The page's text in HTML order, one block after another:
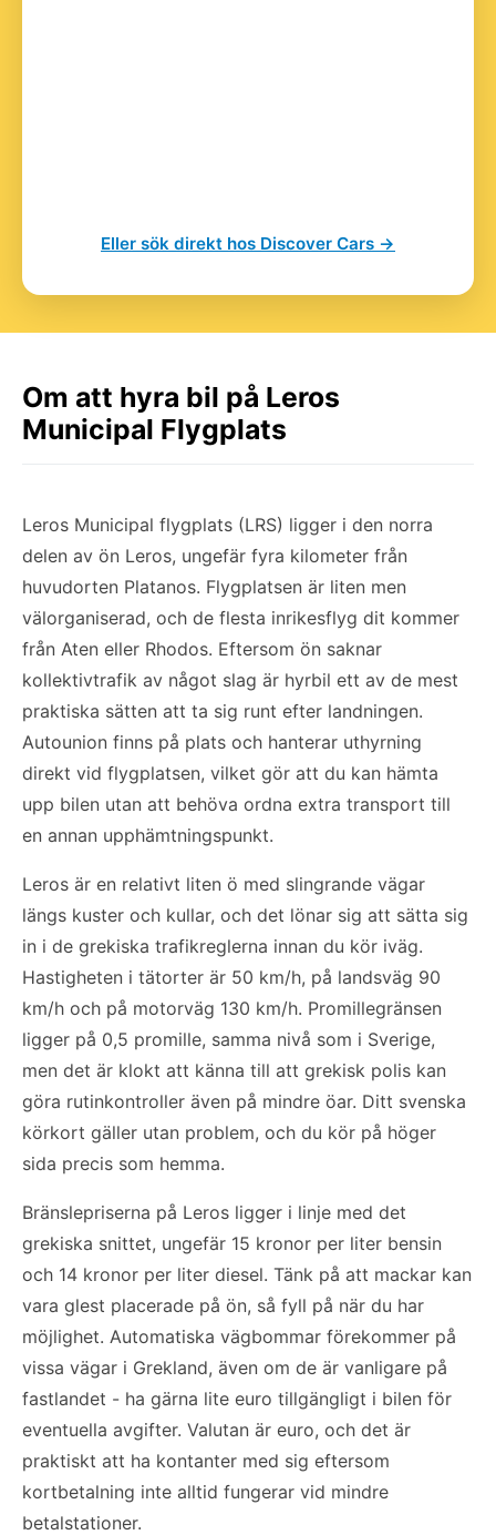
Eller sök direkt hos Discover Cars →
Om att hyra bil på Leros
Municipal Flygplats
Leros Municipal flygplats (LRS) ligger i den norra
delen av ön Leros, ungefär fyra kilometer från
huvudorten Platanos. Flygplatsen är liten men
välorganiserad, och de flesta inrikesflyg dit kommer
från Aten eller Rhodos. Eftersom ön saknar
kollektivtrafik av något slag är hyrbil ett av de mest
praktiska sätten att ta sig runt efter landningen.
Autounion finns på plats och hanterar uthyrning
direkt vid flygplatsen, vilket gör att du kan hämta
upp bilen utan att behöva ordna extra transport till
en annan upphämtningspunkt.
Leros är en relativt liten ö med slingrande vägar
längs kuster och kullar, och det lönar sig att sätta sig
in i de grekiska trafikreglerna innan du kör iväg.
Hastigheten i tätorter är 50 km/h, på landsväg 90
km/h och på motorväg 130 km/h. Promillegränsen
ligger på 0,5 promille, samma nivå som i Sverige,
men det är klokt att känna till att grekisk polis kan
göra rutinkontroller även på mindre öar. Ditt svenska
körkort gäller utan problem, och du kör på höger
sida precis som hemma.
Bränslepriserna på Leros ligger i linje med det
grekiska snittet, ungefär 15 kronor per liter bensin
och 14 kronor per liter diesel. Tänk på att mackar kan
vara glest placerade på ön, så fyll på när du har
möjlighet. Automatiska vägbommar förekommer på
vissa vägar i Grekland, även om de är vanligare på
fastlandet - ha gärna lite euro tillgängligt i bilen för
eventuella avgifter. Valutan är euro, och det är
praktiskt att ha kontanter med sig eftersom
kortbetalning inte alltid fungerar vid mindre
betalstationer.